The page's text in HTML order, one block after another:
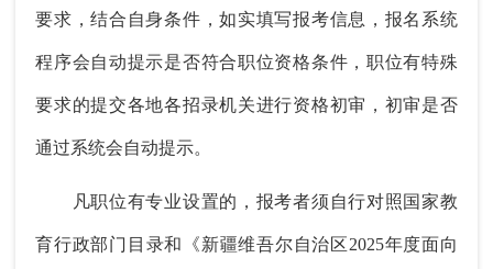
要求，结合自身条件，如实填写报考信息，报名系统
程序会自动提示是否符合职位资格条件，职位有特殊
要求的提交各地各招录机关进行资格初审，初审是否
通过系统会自动提示。
凡职位有专业设置的，报考者须自行对照国家教
育行政部门目录和《新疆维吾尔自治区2025年度面向